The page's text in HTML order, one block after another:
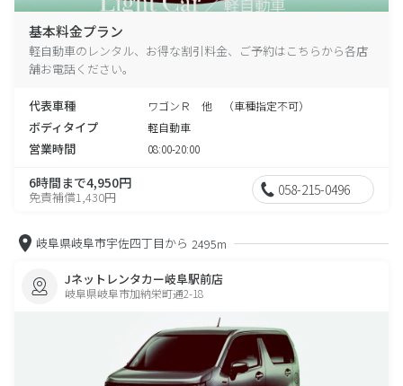
基本料金プラン
軽自動車のレンタル、お得な割引料金、ご予約はこちらから各店
舗お電話ください。
代表車種 ワゴンＲ 他 （車種指定不可）
ボディタイプ 軽自動車
営業時間 08:00-20:00
6時間まで4,950円
免責補償1,430円 058-215-0496
岐阜県岐阜市宇佐四丁目から 2495m
Jネットレンタカー岐阜駅前店
岐阜県岐阜市加納栄町通2-18